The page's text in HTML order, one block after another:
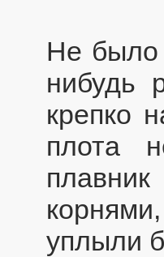
Не было
нибудь
крепко
плота
уплыли